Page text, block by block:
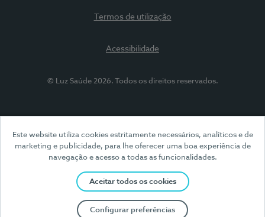
Este website utiliza cookies estritamente necessários, analíticos e de
marketing e publicidade, para lhe oferecer uma boa experiência de
navegação e acesso a todas as funcionalidades.
Aceitar todos os cookies
Configurar preferências
Termos de utilização
Acessibilidade
© Luz Saúde 2026. Todos os direitos reservados.